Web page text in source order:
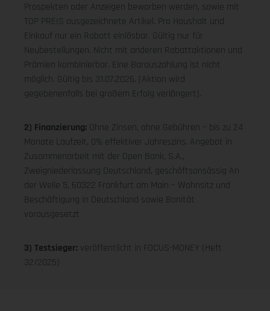
Prospekten oder Anzeigen beworben werden, sowie mit
TOP PREIS ausgezeichnete Artikel. Pro Haushalt und
Einkauf nur ein Rabatt einlösbar. Gültig nur für
Neubestellungen. Nicht mit anderen Rabattaktionen und
Prämien kombinierbar. Eine Barauszahlung ist nicht
möglich. Gültig bis 31.07.2026. (Aktion wird
gegebenenfalls bei großem Erfolg verlängert).
2) Finanzierung: Ohne Zinsen, ohne Gebühren – bis zu 24
Monate Laufzeit, 0% effektiver Jahreszins. Angebot in
Zusammenarbeit mit der Open Bank, S.A.,
Zweigniederlassung Deutschland, geschäftsansässig An
der Welle 5, 60322 Frankfurt am Main – Wohnsitz und
Beschäftigung in Deutschland sowie Bonität
vorausgesetzt
3) Testsieger: veröffentlicht in FOCUS-MONEY (Heft
32/2025)